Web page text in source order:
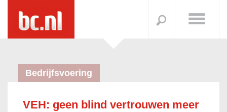
Bedrijfsvoering
VEH: geen blind vertrouwen meer